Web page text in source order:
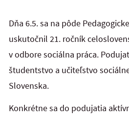
Dňa 6.5. sa na pôde
uskutočnil 21. ročník
v odbore sociálna práca.
študentstvo a učiteľstvo
Slovenska.
Konkrétne sa do podujatia